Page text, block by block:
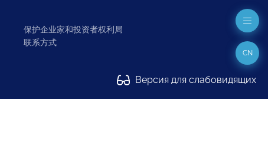
保护企业家和投资者权利局
联系方式
Версия для слабовидящих
CN